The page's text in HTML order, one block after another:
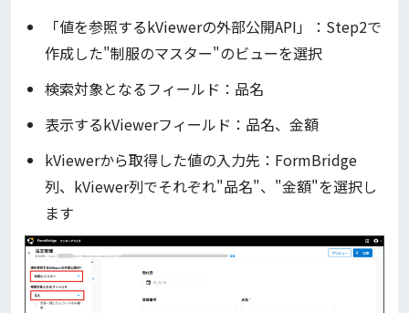
「値を参照するkViewerの外部公開API」：Step2で
作成した"制服のマスター"のビューを選択
検索対象となるフィールド：品名
表示するkViewerフィールド：品名、金額
kViewerから取得した値の入力先：FormBridge
列、kViewer列でそれぞれ"品名"、"金額"を選択し
ます